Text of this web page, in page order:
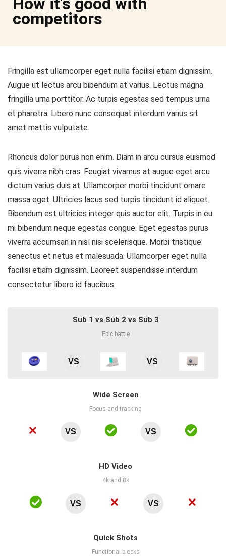
competitors
Fringilla est ullamcorper eget nulla facilisi etiam dignissim.
Augue ut lectus arcu bibendum at varius. Lectus magna
fringilla urna porttitor. Ac turpis egestas sed tempus urna
et pharetra. Libero nunc consequat interdum varius sit
amet mattis vulputate.
Rhoncus dolor purus non enim. Diam in arcu cursus euismod
quis viverra nibh cras. Feugiat vivamus at augue eget arcu
dictum varius duis at. Ullamcorper morbi tincidunt ornare
massa eget. Ultricies lacus sed turpis tincidunt id aliquet.
Bibendum est ultricies integer quis auctor elit. Turpis in eu
mi bibendum neque egestas congue. Eget egestas purus
viverra accumsan in nisl nisi scelerisque. Morbi tristique
senectus et netus et malesuada. Ullamcorper eget nulla
facilisi etiam dignissim. Laoreet suspendisse interdum
consectetur libero id faucibus.
Sub 1 vs Sub 2 vs Sub 3
Epic battle
VS VS
Wide Screen
Focus and tracking
VS VS
HD Video
4k and 8k
VS VS
Quick Shots
Functional blocks